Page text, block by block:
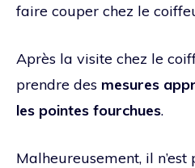
faire couper chez le
Après la visite chez le
prendre des mesures
les pointes fourchues.
Malheureusement, il n’est